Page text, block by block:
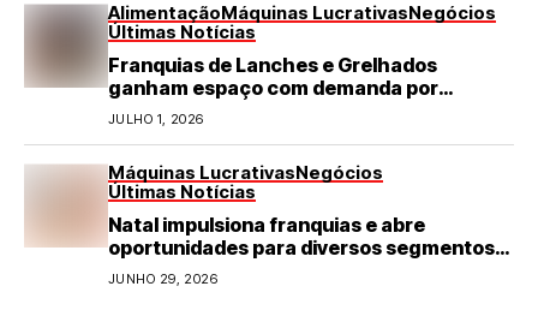
AlimentaçãoMáquinas LucrativasNegócios
Últimas Notícias
Franquias de Lanches e Grelhados
ganham espaço com demanda por
refeições rápidas e de qualidade
JULHO 1, 2026
Máquinas LucrativasNegócios
Últimas Notícias
Natal impulsiona franquias e abre
oportunidades para diversos segmentos
do varejo
JUNHO 29, 2026